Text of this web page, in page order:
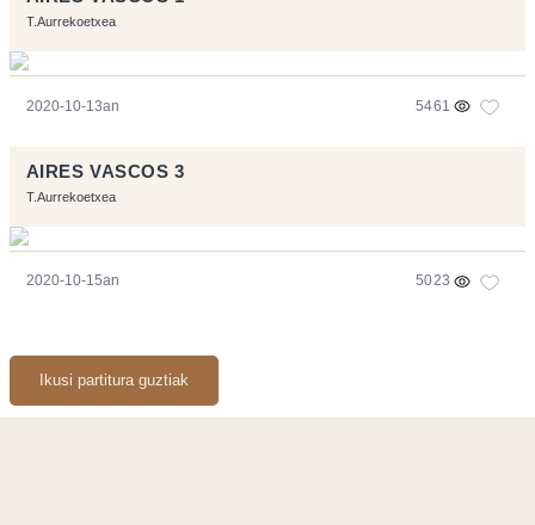
T.Aurrekoetxea
2020-10-13an 5461
AIRES VASCOS 3
T.Aurrekoetxea
2020-10-15an 5023
Ikusi partitura guztiak